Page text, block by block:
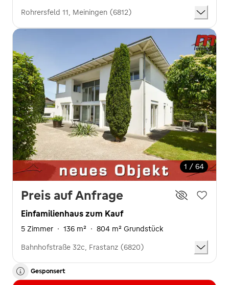
Rohrersfeld 11, Meiningen (6812)
1 / 64
Preis auf Anfrage
Einfamilienhaus zum Kauf
5 Zimmer · 136 m² · 804 m² Grundstück
Bahnhofstraße 32c, Frastanz (6820)
Gesponsert